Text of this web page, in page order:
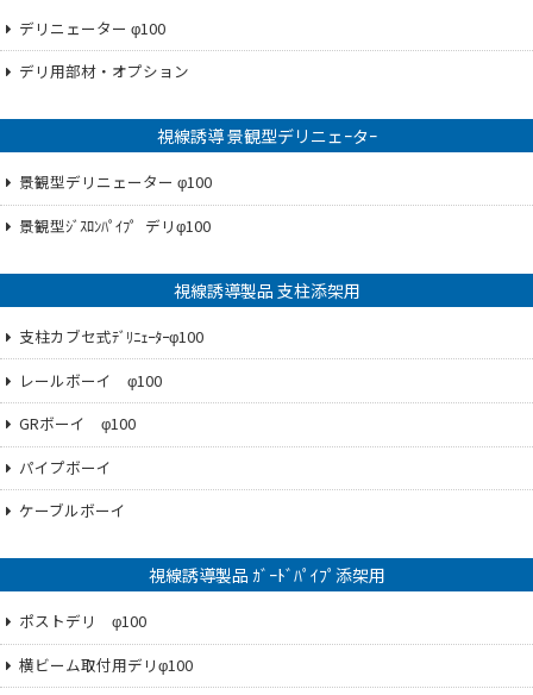
デリニェーター φ100
デリ用部材・オプション
視線誘導 景観型デリニェｰタｰ
景観型デリニェーター φ100
景観型ｼﾞｽﾛﾝﾊﾟｲﾌ゜デリφ100
視線誘導製品 支柱添架用
支柱カブセ式ﾃﾞﾘﾆｪｰﾀｰφ100
レールボーイ φ100
GRボーイ φ100
パイプボーイ
ケーブルボーイ
視線誘導製品 ｶﾞｰﾄﾞﾊﾟｲﾌﾟ添架用
ポストデリ φ100
横ビーム取付用デリφ100